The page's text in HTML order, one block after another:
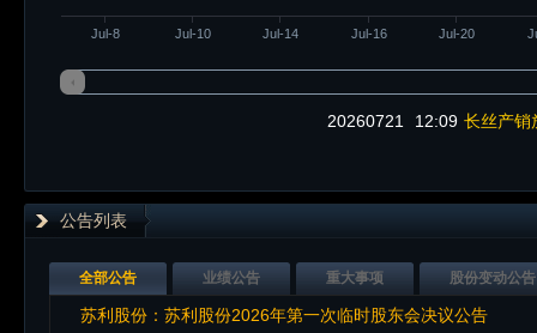
Jul-8 Jul-10 Jul-14 Jul-16 Jul-20
20260721 12:09 长丝产销
公告列表
全部公告 业绩公告 重大事项 股份变动公告
苏利股份：苏利股份2026年第一次临时股东会决议公告